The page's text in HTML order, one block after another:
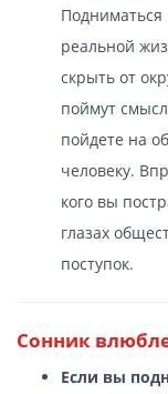
Подниматься
реальной
скрыть от
поймут
пойдете на
человеку.
кого вы
глазах
поступок.
Сонник
Если вы